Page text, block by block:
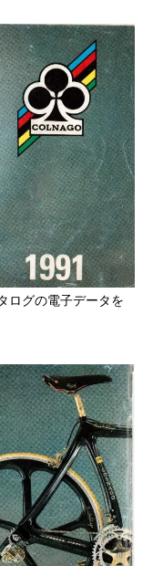
ログの電子データを